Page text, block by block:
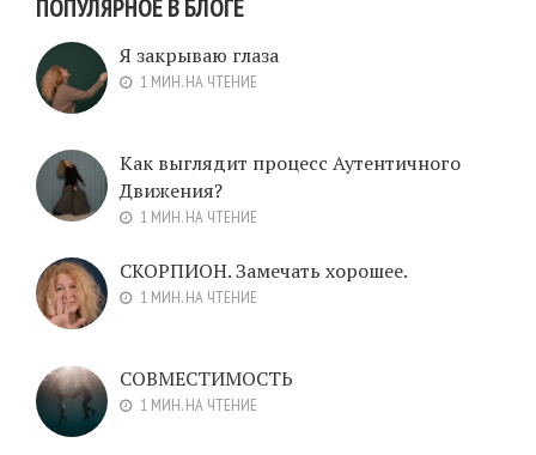
ПОПУЛЯРНОЕ В БЛОГЕ
Я закрываю глаза
1 МИН. НА ЧТЕНИЕ
Как выглядит процесс Аутентичного
Движения?
1 МИН. НА ЧТЕНИЕ
СКОРПИОН. Замечать хорошее.
1 МИН. НА ЧТЕНИЕ
СОВМЕСТИМОСТЬ
1 МИН. НА ЧТЕНИЕ